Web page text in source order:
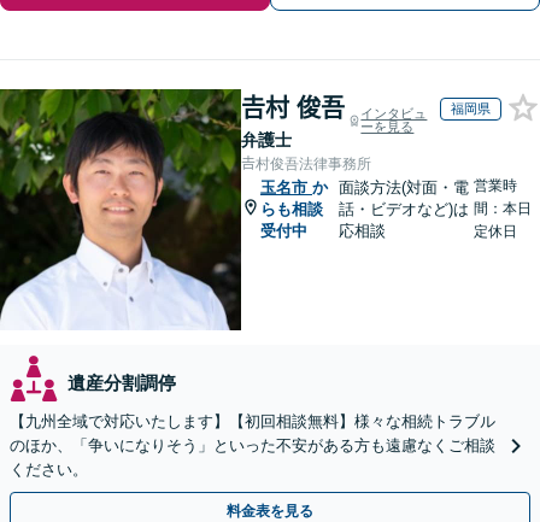
𠮷村 俊吾
弁護士
インタビュ
ーを見る
福岡県
𠮷村俊吾法律事務所
玉名市 か
らも相談
受付中
面談方法(対面・電
話・ビデオなど)は
応相談
営業時
間：本日
定休日
遺産分割調停
【九州全域で対応いたします】【初回相談無料】様々な相続トラブル
のほか、「争いになりそう」といった不安がある方も遠慮なくご相談
ください。
料金表を見る